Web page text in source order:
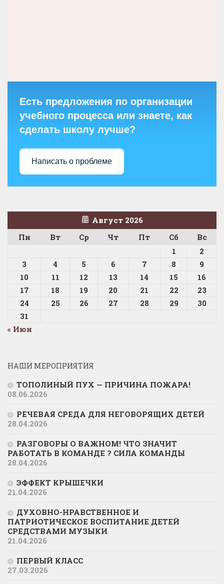
Есть предложения по организации
учебного процесса или знаете, как
сделать школу лучше?
Написать о проблеме
Август 2026
Пн
Вт Ср Чт Пт Сб
Вс
1
2
3
4 5 6 7 8
9
10
11 12 13 14 15
16
17
18 19 20 21 22
23
24
25 26 27 28 29
30
31
« Июн
НАШИ МЕРОПРИЯТИЯ
ТОПОЛИНЫЙ ПУХ — ПРИЧИНА ПОЖАРА!
08.06.2026
РЕЧЕВАЯ СРЕДА ДЛЯ НЕГОВОРЯЩИХ ДЕТЕЙ
28.04.2026
РАЗГОВОРЫ О ВАЖНОМ! ЧТО ЗНАЧИТ
РАБОТАТЬ В КОМАНДЕ ? СИЛА КОМАНДЫ
28.04.2026
ЭФФЕКТ КРЫШЕЧКИ
21.04.2026
ДУХОВНО-НРАВСТВЕННОЕ И
ПАТРИОТИЧЕСКОЕ ВОСПИТАНИЕ ДЕТЕЙ
СРЕДСТВАМИ МУЗЫКИ
21.04.2026
ПЕРВЫЙ КЛАСС
27.03.2026